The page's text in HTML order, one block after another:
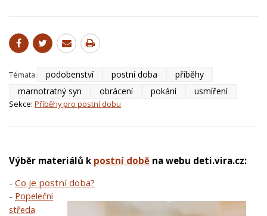
Témata: podobenství postní doba
příběhy
marnotratný syn
obrácení pokání usmíření
Sekce: Příběhy pro postní dobu
Výběr materiálů k postní době na webu deti.vira.cz:
- Co je postní doba?
- Popeleční
středa